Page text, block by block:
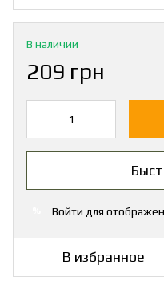
В наличии
209 грн
Войти для
В избранное